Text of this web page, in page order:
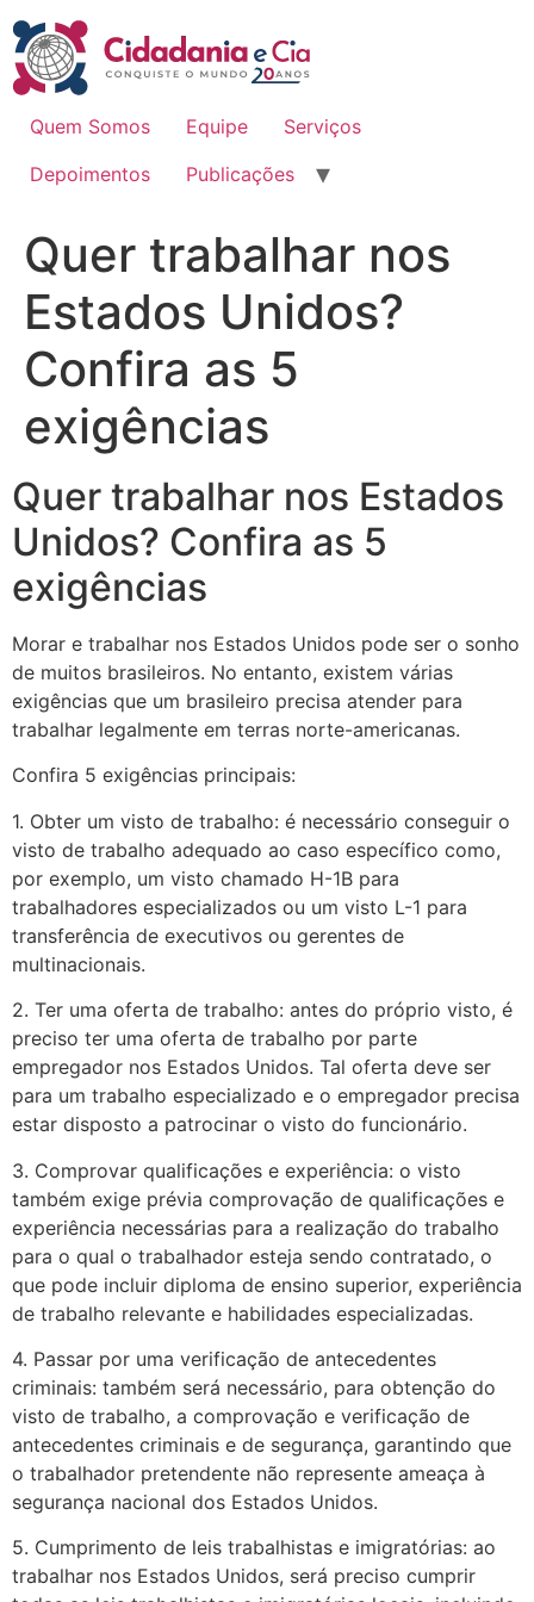
para
conteúdo
Quem Somos
Equipe
Serviços
Depoimentos
Publicações
Quer trabalhar nos
Estados Unidos?
Confira as 5
exigências
Quer trabalhar nos Estados
Unidos? Confira as 5
exigências
Morar e trabalhar nos Estados Unidos pode ser o sonho
de muitos brasileiros. No entanto, existem várias
exigências que um brasileiro precisa atender para
trabalhar legalmente em terras norte-americanas.
Confira 5 exigências principais:
1. Obter um visto de trabalho: é necessário conseguir o
visto de trabalho adequado ao caso específico como,
por exemplo, um visto chamado H-1B para
trabalhadores especializados ou um visto L-1 para
transferência de executivos ou gerentes de
multinacionais.
2. Ter uma oferta de trabalho: antes do próprio visto, é
preciso ter uma oferta de trabalho por parte
empregador nos Estados Unidos. Tal oferta deve ser
para um trabalho especializado e o empregador precisa
estar disposto a patrocinar o visto do funcionário.
3. Comprovar qualificações e experiência: o visto
também exige prévia comprovação de qualificações e
experiência necessárias para a realização do trabalho
para o qual o trabalhador esteja sendo contratado, o
que pode incluir diploma de ensino superior, experiência
de trabalho relevante e habilidades especializadas.
4. Passar por uma verificação de antecedentes
criminais: também será necessário, para obtenção do
visto de trabalho, a comprovação e verificação de
antecedentes criminais e de segurança, garantindo que
o trabalhador pretendente não represente ameaça à
segurança nacional dos Estados Unidos.
5. Cumprimento de leis trabalhistas e imigratórias: ao
trabalhar nos Estados Unidos, será preciso cumprir